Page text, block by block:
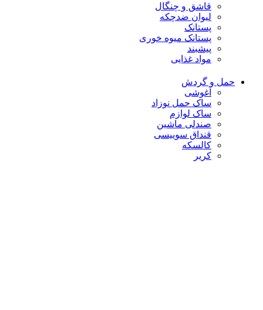
قاشق و چنگال
لیوان ضدچکه
پستانک
پستانک میوه خوری
پیشبند
مواد غذایی
حمل و گردش
آغوشی
ساک حمل نوزاد
ساک لوازم
صندلی ماشین
قنداق سوییسی
کالسکه
کریر